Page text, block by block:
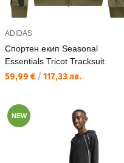
ADIDAS
Спортен екип Seasonal
Essentials Tricot Tracksuit
Текуща цена:
59,99 € / 117,33 лв.
NEW